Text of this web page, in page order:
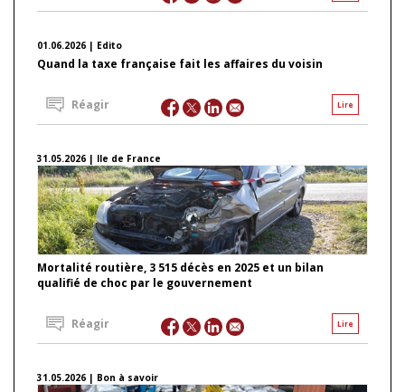
01.06.2026 | Edito
Quand la taxe française fait les affaires du voisin
Lire
Réagir
31.05.2026 | Ile de France
Mortalité routière, 3 515 décès en 2025 et un bilan
qualifié de choc par le gouvernement
Lire
Réagir
31.05.2026 | Bon à savoir